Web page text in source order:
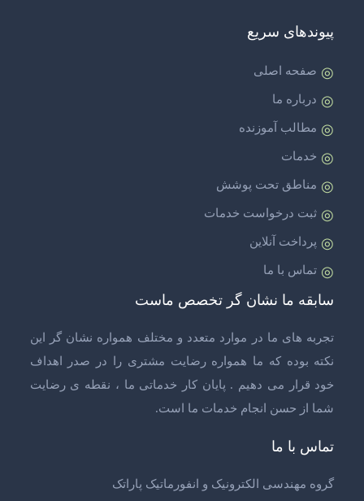
پیوندهای سریع
صفحه اصلی
درباره ما
مطالب آموزنده
خدمات
مناطق تحت پوشش
ثبت درخواست خدمات
پرداخت آنلاین
تماس با ما
سابقه ما نشان گر تخصص ماست
تجربه های ما در موارد متعدد و مختلف همواره نشان گر این
نکته بوده که ما همواره رضایت مشتری را در صدر اهداف
خود قرار می دهیم . پایان کار خدماتی ما ، نقطه ی رضایت
شما از حسن انجام خدمات ما است.
تماس با ما
گروه مهندسی الکترونیک و انفورماتیک پاراتک